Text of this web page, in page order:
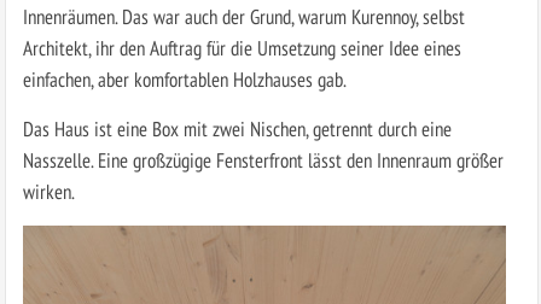
Innenräumen. Das war auch der Grund, warum Kurennoy, selbst
Architekt, ihr den Auftrag für die Umsetzung seiner Idee eines
einfachen, aber komfortablen Holzhauses gab.
Das Haus ist eine Box mit zwei Nischen, getrennt durch eine
Nasszelle. Eine großzügige Fensterfront lässt den Innenraum größer
wirken.